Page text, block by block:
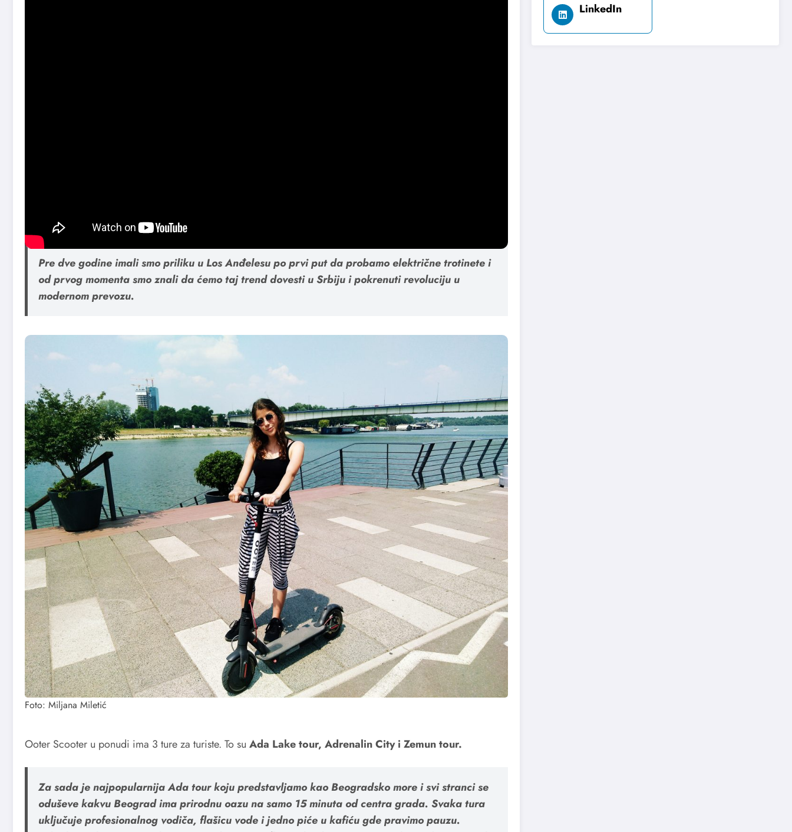
malo drugačijeg ugla.
Pre dve godine imali smo priliku u Los Anđelesu po prvi put da probamo električne trotinete i
od prvog momenta smo znali da ćemo taj trend dovesti u Srbiju i pokrenuti revoluciju u
modernom prevozu.
Foto: Miljana Miletić
Ooter Scooter u ponudi ima 3 ture za turiste. To su Ada Lake tour, Adrenalin City i Zemun tour.
Za sada je najpopularnija Ada tour koju predstavljamo kao Beogradsko more i svi stranci se
oduševe kakvu Beograd ima prirodnu oazu na samo 15 minuta od centra grada. Svaka tura
uključuje profesionalnog vodiča, flašicu vode i jedno piće u kafiću gde pravimo pauzu.
LinkedIn